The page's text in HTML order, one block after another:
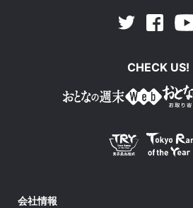
Twitter
CHECK US!
会社情報